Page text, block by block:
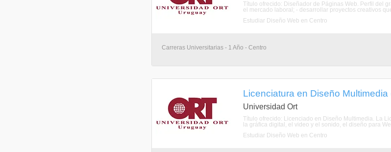
Título ofrecido: Diseñador de Páginas Web. Perfil del
el mercado laboral; - desarrollar proyectos creativos
Estudiar Diseño Web en Centro
Carreras Universitarias - 1 Año - Centro
Licenciatura en Diseño
Universidad Ort
Título ofrecido: Licenciado en Diseño Multimedia. La
la gráfica digital, el video y el sonido, el diseño para
Estudiar Diseño Web en Centro